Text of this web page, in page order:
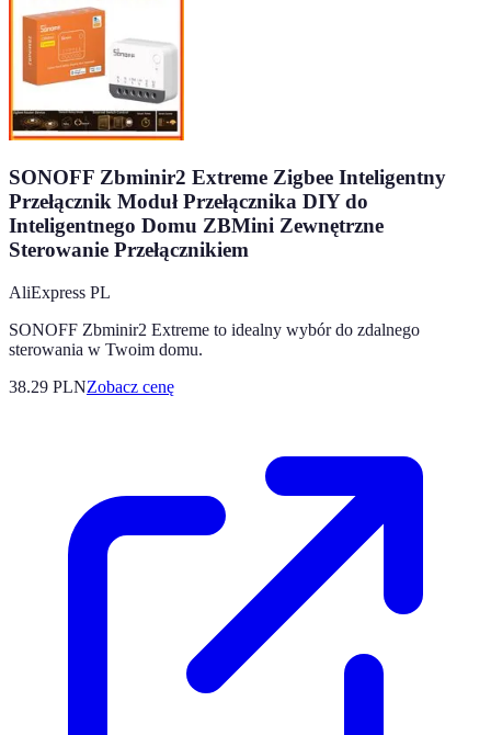
SONOFF Zbminir2 Extreme Zigbee Inteligentny
Przełącznik Moduł Przełącznika DIY do
Inteligentnego Domu ZBMini Zewnętrzne
Sterowanie Przełącznikiem
AliExpress PL
SONOFF Zbminir2 Extreme to idealny wybór do zdalnego
sterowania w Twoim domu.
38.29 PLNZobacz cenę